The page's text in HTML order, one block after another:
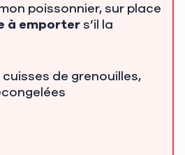
poissonnier, sur place
à emporters’il la
cuisses de grenouilles,